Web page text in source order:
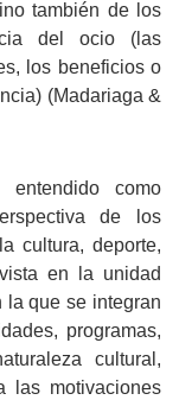
también de los
del ocio (las
los beneficios o
(Madariaga &
como
de los
cultura, deporte,
en la unidad
la que se integran
programas,
cultural,
las motivaciones